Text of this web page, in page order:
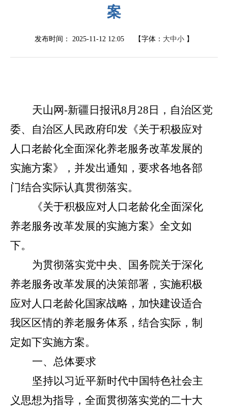
案
发布时间： 2025-11-12 12:05 【字体： 大中小 】
天山网-新疆日报讯8月 28 日，自治区党
委、自治区人民政府印发《关于积极应对
人口老龄化全面深化养老服务改革发展的
实施方案》，并发出通知，要求各地各部
门结合实际认真贯彻落实。
《关于积极应对人口老龄化全面深化
养老服务改革发展的实施方案》全文如
下。
为贯彻落实党中央、国务院关于深化
养老服务改革发展的决策部署，实施积极
应对人口老龄化国家战略，加快建设适合
我区区情的养老服务体系，结合实际，制
定如下实施方案。
一、总体要求
坚持以习近平新时代中国特色社会主
义思想为指导，全面贯彻落实党的二十大